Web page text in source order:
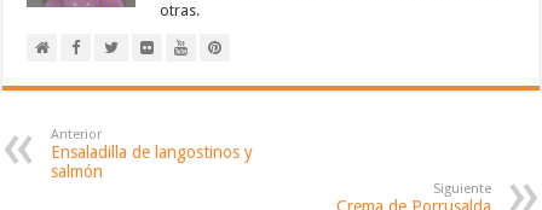
otras.
Anterior
Ensaladilla de langostinos y
salmón
Siguiente